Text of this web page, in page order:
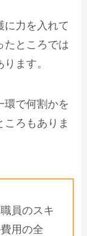
に力を入れて
たところでは
ます。
環で何割かを
ろもありま
員のスキ
用の全